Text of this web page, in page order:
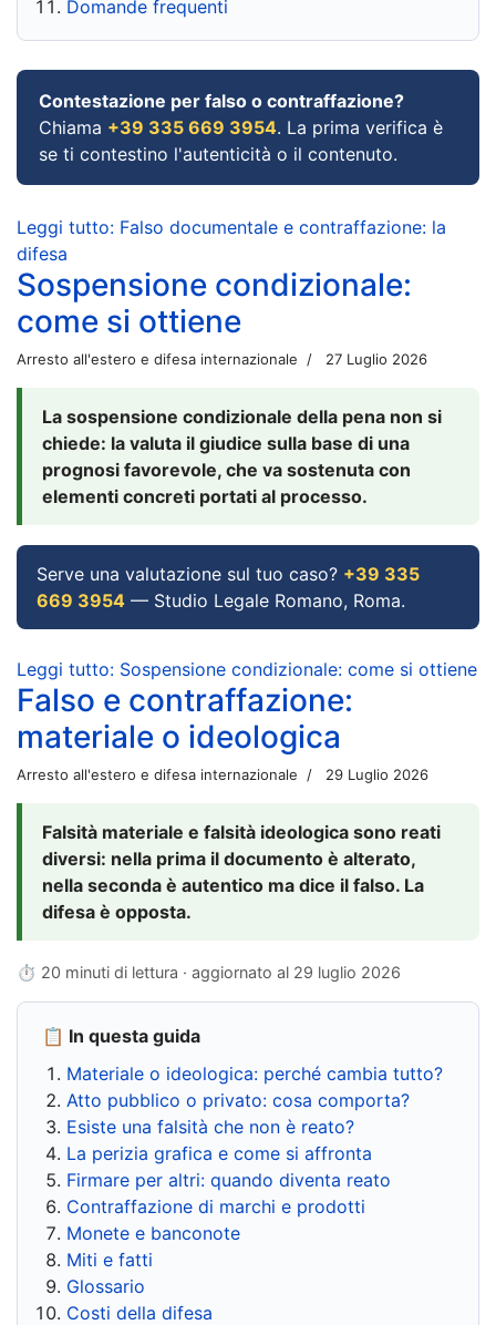
Domande frequenti
Contestazione per falso o contraffazione?
Chiama +39 335 669 3954. La prima verifica è
se ti contestino l'autenticità o il contenuto.
Leggi tutto: Falso documentale e contraffazione: la
difesa
Sospensione condizionale:
come si ottiene
Arresto all'estero e difesa internazionale 27 Luglio 2026
La sospensione condizionale della pena non si
chiede: la valuta il giudice sulla base di una
prognosi favorevole, che va sostenuta con
elementi concreti portati al processo.
Serve una valutazione sul tuo caso? +39 335
669 3954 — Studio Legale Romano, Roma.
Leggi tutto: Sospensione condizionale: come si ottiene
Falso e contraffazione:
materiale o ideologica
Arresto all'estero e difesa internazionale 29 Luglio 2026
Falsità materiale e falsità ideologica sono reati
diversi: nella prima il documento è alterato,
nella seconda è autentico ma dice il falso. La
difesa è opposta.
⏱ 20 minuti di lettura · aggiornato al 29 luglio 2026
📋 In questa guida
Materiale o ideologica: perché cambia tutto?
Atto pubblico o privato: cosa comporta?
Esiste una falsità che non è reato?
La perizia grafica e come si affronta
Firmare per altri: quando diventa reato
Contraffazione di marchi e prodotti
Monete e banconote
Miti e fatti
Glossario
Costi della difesa